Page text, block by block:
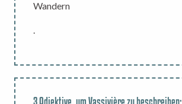
Wandern